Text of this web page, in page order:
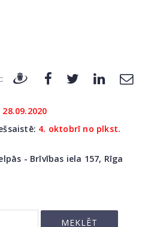
28.09.2020
4. oktobrī no plkst.
- Brīvības iela 157, Rīga